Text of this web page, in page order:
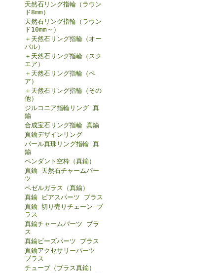
天然石リング指輪（ラウン
ド8mm）
天然石リング指輪（ラウン
ド10mm～）
＋天然石リング指輪（オー
バル）
＋天然石リング指輪（スク
エア）
＋天然石リング指輪（ペ
ア）
＋天然石リング指輪（その
他）
ジルコニア指輪リング 真
鍮
合成宝石リング指輪 真鍮
真鍮デザインリング
パール真珠リング指輪 真
鍮
ペンダント空枠（真鍮）
真鍮 天然石チャームパー
ツ
ベゼルガラス（真鍮）
真鍮 ピアスパーツ ブラス
真鍮 切り売りチェーン ブ
ラス
真鍮チャームパーツ ブラ
ス
真鍮ビーズパーツ ブラス
真鍮アクセサリーパーツ
ブラス
チューブ（ブラス真鍮）